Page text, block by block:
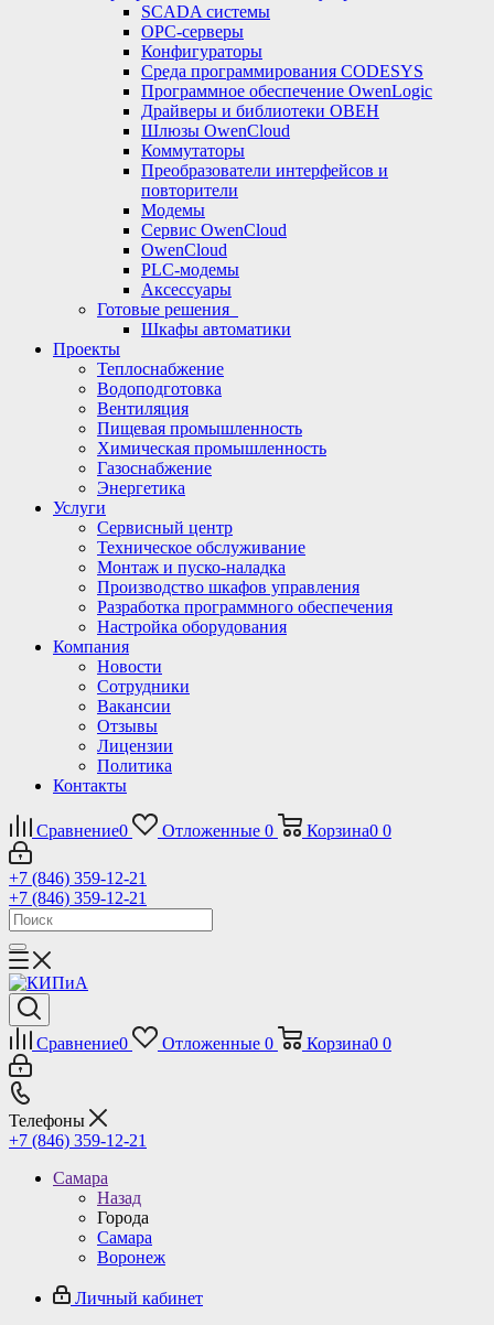
SCADA системы
OPC-серверы
Конфигураторы
Среда программирования CODESYS
Программное обеспечение OwenLogic
Драйверы и библиотеки ОВЕН
Шлюзы OwenCloud
Коммутаторы
Преобразователи интерфейсов и
повторители
Модемы
Сервис OwenCloud
OwenCloud
PLC-модемы
Аксессуары
Готовые решения
Шкафы автоматики
Проекты
Теплоснабжение
Водоподготовка
Вентиляция
Пищевая промышленность
Химическая промышленность
Газоснабжение
Энергетика
Услуги
Сервисный центр
Техническое обслуживание
Монтаж и пуско-наладка
Производство шкафов управления
Разработка программного обеспечения
Настройка оборудования
Компания
Новости
Сотрудники
Вакансии
Отзывы
Лицензии
Политика
Контакты
Сравнение0 Отложенные 0 Корзина0 0
+7 (846) 359-12-21
+7 (846) 359-12-21
Сравнение0 Отложенные 0 Корзина0 0
Телефоны
+7 (846) 359-12-21
Самара
Назад
Города
Самара
Воронеж
Личный кабинет